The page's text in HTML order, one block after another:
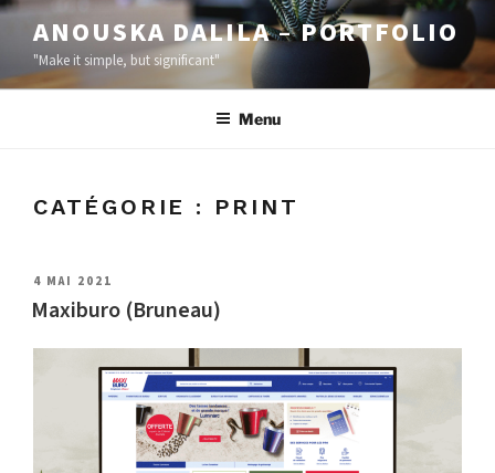
ANOUSKA DALILA – PORTFOLIO
"Make it simple, but significant"
Menu
CATÉGORIE : PRINT
4 MAI 2021
Maxiburo (Bruneau)